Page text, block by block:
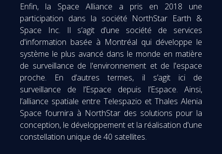
Enfin, la Space Alliance a pris en 2018 une
participation dans la société NorthStar Earth &
Space Inc. Il s’agit d’une société de services
d'information basée à Montréal qui développe le
système le plus avancé dans le monde en matière
de surveillance de l'environnement et de l'espace
proche. En d’autres termes, il s’agit ici de
surveillance de l’Espace depuis l’Espace. Ainsi,
l’alliance spatiale entre Telespazio et Thales Alenia
Space fournira à NorthStar des solutions pour la
conception, le développement et la réalisation d'une
constellation unique de 40 satellites.